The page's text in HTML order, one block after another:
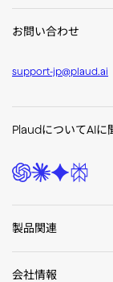
お問い合わせ
support-jp@plaud.ai
PlaudについてAIに
製品関連
会社情報